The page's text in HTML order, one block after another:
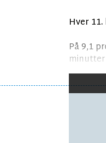
Hver
På 9,1
minutter